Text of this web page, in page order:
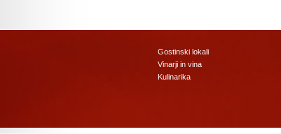
Gostinski lokali
Vinarji in vina
Kulinarika